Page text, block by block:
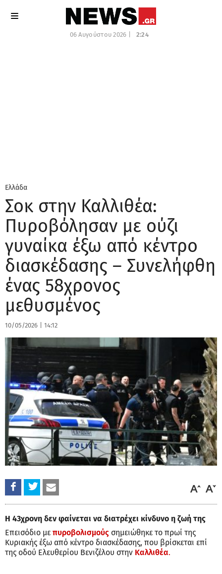
06 Αυγούστου 2026 | 2:24
Ελλάδα
Σοκ στην Καλλιθέα:
Πυροβόλησαν με ούζι
γυναίκα έξω από κέντρο
διασκέδασης – Συνελήφθη
ένας 58χρονος
μεθυσμένος
10/05/2026 14:12
Η 43χρονη δεν φαίνεται να διατρέχει κίνδυνο η ζωή της
Επεισόδιο με πυροβολισμούς σημειώθηκε το πρωί της
Κυριακής έξω από κέντρο διασκέδασης, που βρίσκεται επί
της οδού Ελευθερίου Βενιζέλου στην Καλλιθέα.